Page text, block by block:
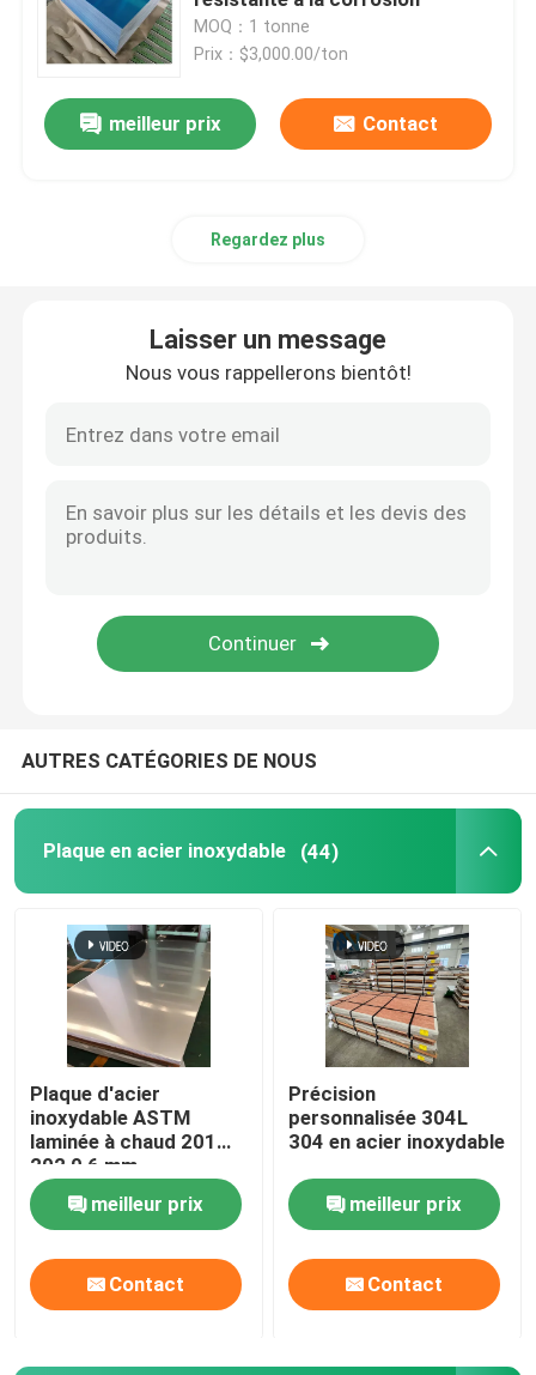
Plaque en acier inoxydable
Tuyau d'acier inoxydable
Profil d'acier inoxydable
Alliage de nickel
Alliage de Hastelloy
Alliage d'Inconel
Alliage de titane
Bobine en aluminium
Rod rond en aluminium
tube rond en aluminium
bobine de papier d'aluminium
Barre ronde de cuivre
Fil de cuivre massif
MOQ：1 tonne
Prix：$3,000.00/ton
meilleur prix Contact
Regardez plus
Laisser un message
Nous vous rappellerons bientôt!
AUTRES CATÉGORIES DE NOUS
Plaque en acier inoxydable (44)
Plaque d'acier
inoxydable ASTM
laminée à chaud 201
202 0,6 mm
d'épaisseur 2b Plaque
d'acier inoxydable finie
meilleur prix
Contact
Précision
personnalisée 304L
304 en acier inoxydable
meilleur prix
Contact